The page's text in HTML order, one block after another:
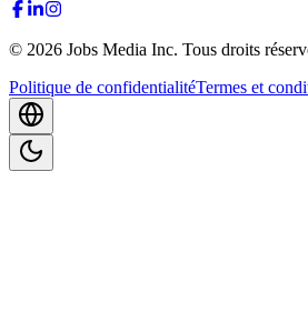
© 2026 Jobs Media Inc. Tous droits
Politique de confidentialitéTermes et